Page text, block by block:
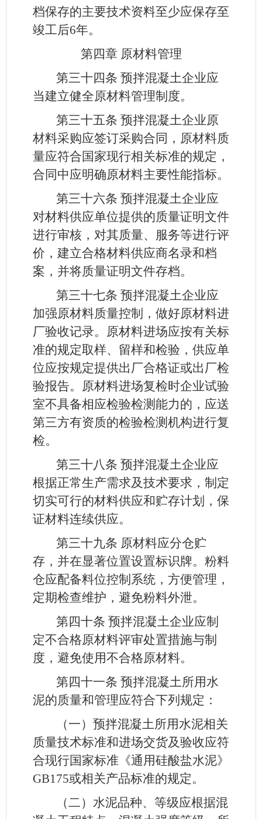
档保存的主要技术资料至少应保存至
竣工后6年。
第四章 原材料管理
第三十四条 预拌混凝土企业应
当建立健全原材料管理制度。
第三十五条 预拌混凝土企业原
材料采购应签订采购合同，原材料质
量应符合国家现行相关标准的规定，
合同中应明确原材料主要性能指标。
第三十六条 预拌混凝土企业应
对材料供应单位提供的质量证明文件
进行审核，对其质量、服务等进行评
价，建立合格材料供应商名录和档
案，并将质量证明文件存档。
第三十七条 预拌混凝土企业应
加强原材料质量控制，做好原材料进
厂验收记录。原材料进场应按有关标
准的规定取样、留样和检验，供应单
位应按规定提供出厂合格证或出厂检
验报告。原材料进场复检时企业试验
室不具备相应检验检测能力的，应送
第三方有资质的检验检测机构进行复
检。
第三十八条 预拌混凝土企业应
根据正常生产需求及技术要求，制定
切实可行的材料供应和贮存计划，保
证材料连续供应。
第三十九条 原材料应分仓贮
存，并在显著位置设置标识牌。粉料
仓应配备料位控制系统，方便管理，
定期检查维护，避免粉料外泄。
第四十条 预拌混凝土企业应制
定不合格原材料评审处置措施与制
度，避免使用不合格原材料。
第四十一条 预拌混凝土所用水
泥的质量和管理应符合下列规定：
（一）预拌混凝土所用水泥相关
质量技术标准和进场交货及验收应符
合现行国家标准《通用硅酸盐水泥》
GB175或相关产品标准的规定。
（二）水泥品种、等级应根据混